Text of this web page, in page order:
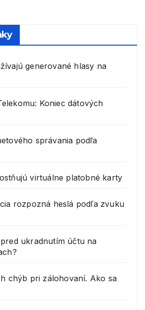
generované hlasy na
Koniec dátových
správania podľa
virtuálne platobné karty
rozpozná heslá podľa zvuku
ukradnutím účtu na
chýb pri zálohovaní. Ako sa